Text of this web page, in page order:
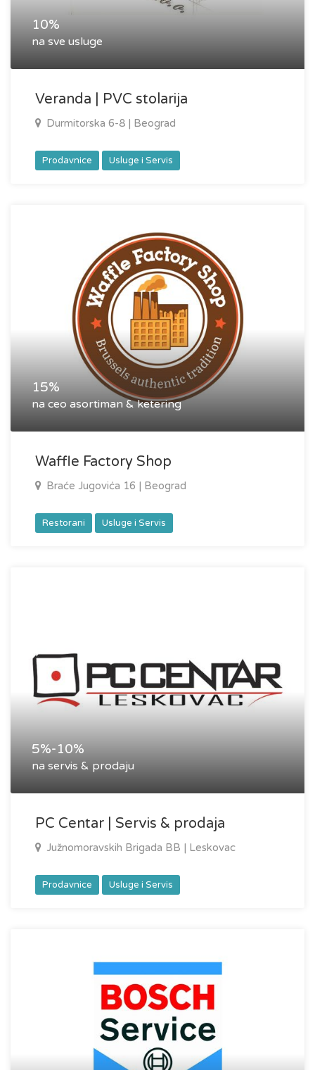
10%
na sve usluge
Veranda | PVC stolarija
Durmitorska 6-8 | Beograd
Prodavnice Usluge i Servis
15%
na ceo asortiman & ketering
Waffle Factory Shop
Braće Jugovića 16 | Beograd
Restorani Usluge i Servis
5%-10%
na servis & prodaju
PC Centar | Servis & prodaja
Južnomoravskih Brigada BB | Leskovac
Prodavnice Usluge i Servis